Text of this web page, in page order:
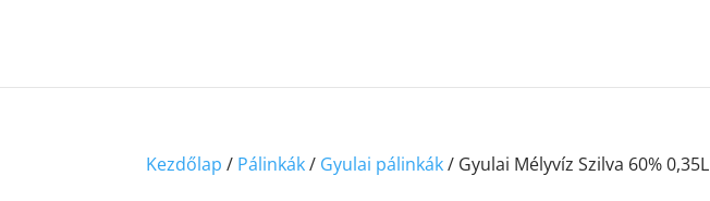
Kezdőlap / Pálinkák/ Gyulai pálinkák/ Gyulai Mélyvíz Szilva 60% 0,35L